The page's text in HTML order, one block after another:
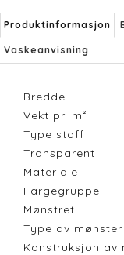
Produktinformasjon
Vaskeanvisning
Bredde
Vekt pr. m²
Type stoff
Transparent
Materiale
Fargegruppe
Mønstret
Type av mønster
Konstruksjon av